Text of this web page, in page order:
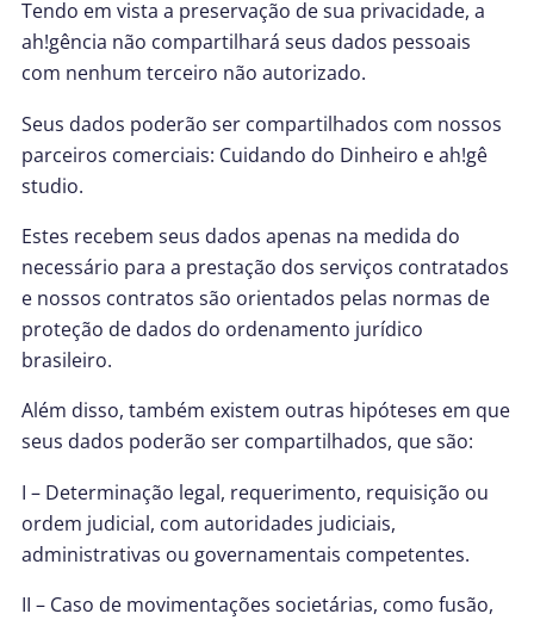
Tendo em vista a preservação de sua privacidade, a
ah!gência não compartilhará seus dados pessoais
com nenhum terceiro não autorizado.
Seus dados poderão ser compartilhados com nossos
parceiros comerciais: Cuidando do Dinheiro e ah!gê
studio.
Estes recebem seus dados apenas na medida do
necessário para a prestação dos serviços contratados
e nossos contratos são orientados pelas normas de
proteção de dados do ordenamento jurídico
brasileiro.
Além disso, também existem outras hipóteses em que
seus dados poderão ser compartilhados, que são:
I – Determinação legal, requerimento, requisição ou
ordem judicial, com autoridades judiciais,
administrativas ou governamentais competentes.
II – Caso de movimentações societárias, como fusão,